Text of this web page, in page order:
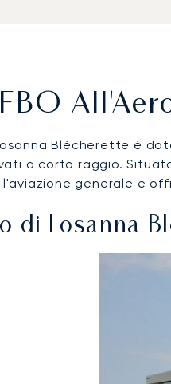
Blécherette è
a corto raggio.
generale e
di Losanna